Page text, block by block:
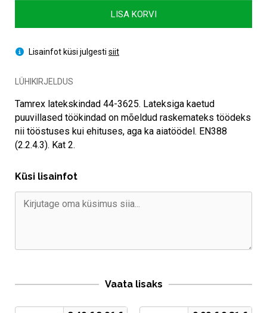
LISA KORVI
Lisainfot küsi julgesti siit
LÜHIKIRJELDUS
Tamrex latekskindad 44-3625. Lateksiga kaetud
puuvillased töökindad on mõeldud raskemateks töödeks
nii tööstuses kui ehituses, aga ka aiatöödel. EN388
(2.2.4.3). Kat 2.
Küsi lisainfot
Vaata lisaks